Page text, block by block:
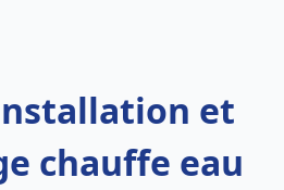
et
chauffe eau